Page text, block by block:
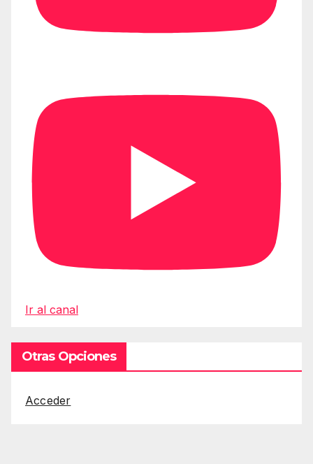
Ir al canal
Otras Opciones
Acceder